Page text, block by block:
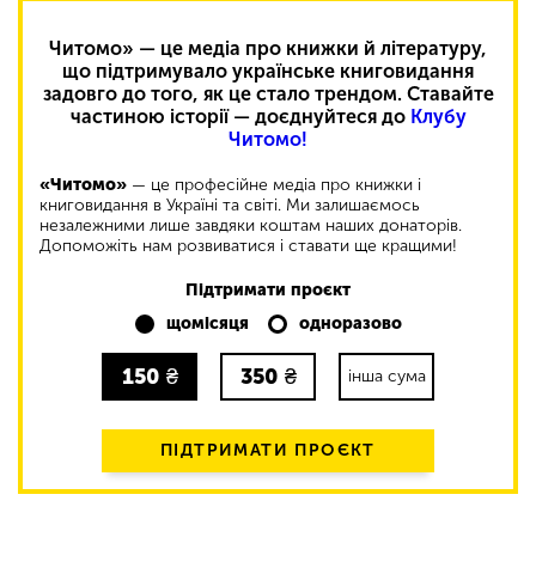
Читомо» — це медіа про книжки й літературу,
що підтримувало українське книговидання
задовго до того, як це стало трендом. Ставайте
частиною історії — доєднуйтеся до Клубу
Читомо!
«Читомо» — це професійне медіа про книжки і
книговидання в Україні та світі. Ми залишаємось
незалежними лише завдяки коштам наших донаторів.
Допоможіть нам розвиватися і ставати ще кращими!
Підтримати проєкт
щомісяця
одноразово
150 ₴ 350 ₴ інша сума
ПІДТРИМАТИ ПРОЄКТ